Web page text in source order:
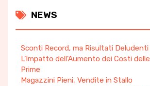
NEWS
Sconti Record, ma Risultati Deludenti
L’Impatto dell’Aumento dei Costi
Prime
Magazzini Pieni, Vendite in Stallo